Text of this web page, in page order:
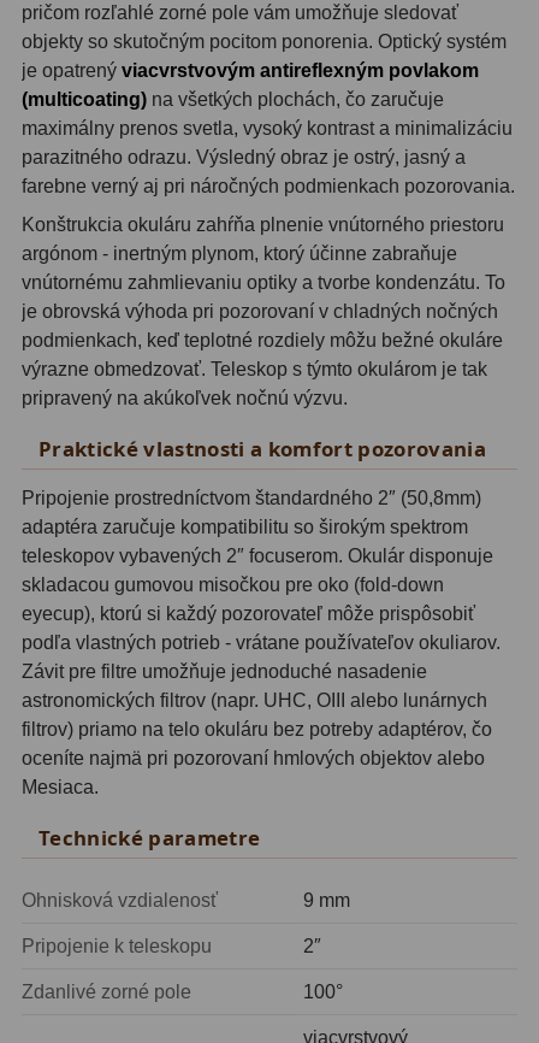
Svietidlá5
Čistiace prostriedky28
Púzdra a kufre
Iné10
Montáže93
Azimutálne AZ5
Equatoriálne EQ
Fotografické montáže 5
Motorové pohony 13
Lišty8
Protizávažia 3
Iné 27
Zrkadielka a hranoly61
Diagonálne zrkadielka
Diagonálne hranoly7
Amici hranoly 45°11
Amici hranoly 90°7
Astrofotografia306
pričom rozľahlé zorné pole vám umožňuje sledovať
objekty so skutočným pocitom ponorenia. Optický systém
je opatrený viacvrstvovým antireflexným povlakom
(multicoating) na všetkých plochách, čo zaručuje
maximálny prenos svetla, vysoký kontrast a minimalizáciu
parazitného odrazu. Výsledný obraz je ostrý, jasný a
farebne verný aj pri náročných podmienkach pozorovania.
Konštrukcia okuláru zahŕňa plnenie vnútorného priestoru
argónom - inertným plynom, ktorý účinne zabraňuje
vnútornému zahmlievaniu optiky a tvorbe kondenzátu. To
je obrovská výhoda pri pozorovaní v chladných nočných
podmienkach, keď teplotné rozdiely môžu bežné okuláre
výrazne obmedzovať. Teleskop s týmto okulárom je tak
pripravený na akúkoľvek nočnú výzvu.
Praktické vlastnosti a komfort pozorovania
Pripojenie prostredníctvom štandardného 2″ (50,8mm)
adaptéra zaručuje kompatibilitu so širokým spektrom
teleskopov vybavených 2″ focuserom. Okulár disponuje
skladacou gumovou misočkou pre oko (fold-down
eyecup), ktorú si každý pozorovateľ môže prispôsobiť
podľa vlastných potrieb - vrátane používateľov okuliarov.
Závit pre filtre umožňuje jednoduché nasadenie
astronomických filtrov (napr. UHC, OIII alebo lunárnych
filtrov) priamo na telo okuláru bez potreby adaptérov, čo
oceníte najmä pri pozorovaní hmlových objektov alebo
Mesiaca.
Technické parametre
Ohnisková vzdialenosť 9 mm
Pripojenie k teleskopu 2″
Zdanlivé zorné pole 100°
viacvrstvový